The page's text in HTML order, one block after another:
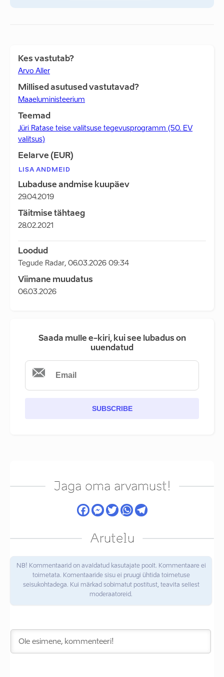
Kes vastutab?
Arvo Aller
Millised asutused vastutavad?
Maaeluministeerium
Teemad
Jüri Ratase teise valitsuse tegevusprogramm (50. EV
valitsus)
Eelarve (EUR)
LISA ANDMEID
Lubaduse andmise kuupäev
29.04.2019
Täitmise tähtaeg
28.02.2021
Loodud
Tegude Radar, 06.03.2026 09:34
Viimane muudatus
06.03.2026
Saada mulle e-kiri, kui see lubadus on
uuendatud
SUBSCRIBE
Jaga oma arvamust!
Arutelu
NB! Kommentaarid on avaldatud kasutajate poolt. Kommentaare ei
toimetata. Komentaaride sisu ei pruugi ühtida toimetuse
seisukohtadega. Kui märkad sobimatut postitust, teavita sellest
moderaatoreid.